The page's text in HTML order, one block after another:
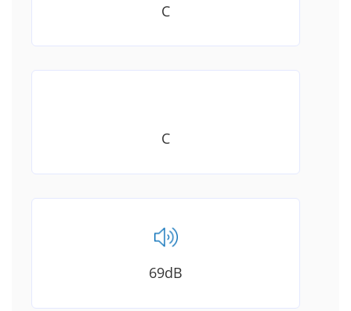
C
C
69dB